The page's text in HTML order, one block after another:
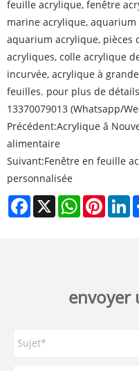
feuille acrylique, fenêtre
marine acrylique,
aquarium acrylique, pièces
acryliques, colle acrylique
incurvée, acrylique à
feuilles. pour plus de
13370079013 (Whatsapp/
Précédent:Acrylique â
alimentaire
Suivant:Fenêtre en feuille
personnalisée
Facebook
X WhatsApp
envoyer